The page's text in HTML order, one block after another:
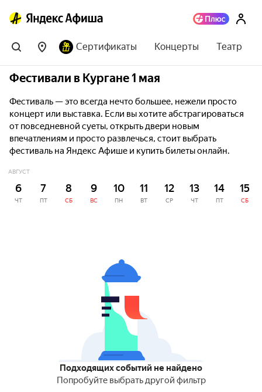
Сертификаты Концерты Театр
Фестивали в Кургане 1 мая
Фестиваль — это всегда нечто большее, нежели просто
концерт или выставка. Если вы хотите абстрагироваться
от повседневной суеты, открыть двери новым
впечатлениям и просто развлечься, стоит выбрать
фестиваль на Яндекс Афише и купить билеты онлайн.
АВГУСТ
6
ЧТ
7
ПТ
8
СБ
9
ВС
10
ПН
11
ВТ
12
СР
13
ЧТ
14
ПТ
15
СБ
Подходящих событий не найдено
Попробуйте выбрать другой фильтр